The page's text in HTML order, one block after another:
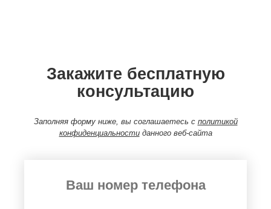
Закажите бесплатную
консультацию
Заполняя форму ниже, вы соглашаетесь с политикой
конфиденциальностиданного веб-сайта